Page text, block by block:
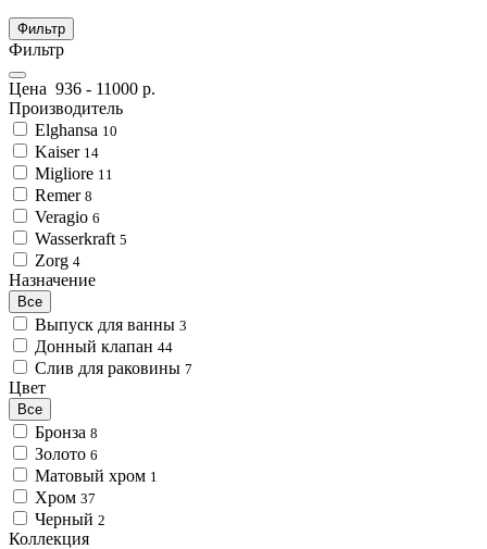
Фильтр
Фильтр
Цена 936 - 11000 р.
Производитель
Elghansa 10
Kaiser 14
Migliore 11
Remer 8
Veragio 6
Wasserkraft 5
Zorg 4
Назначение
Все
Выпуск для ванны 3
Донный клапан 44
Слив для раковины 7
Цвет
Все
Бронза 8
Золото 6
Матовый хром 1
Хром 37
Черный 2
Коллекция